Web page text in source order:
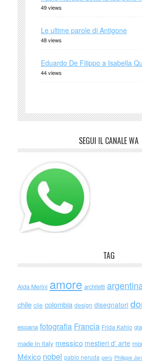
49 views
Le ultime parole di Antigone
48 views
Eduardo De Filippo a Isabella
44 views
SEGUI IL CANALE WA
TAG
Alda Merini amore architetti
chile cile colombia design disegnatori
espana fotografia Francia Frida Kahlo
made in italy messico mestieri d' arte
México nobel pablo neruda perù Philippe